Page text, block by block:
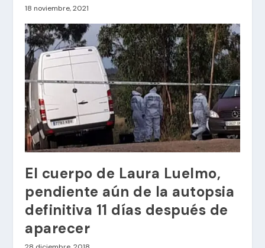
18 noviembre, 2021
El cuerpo de Laura Luelmo,
pendiente aún de la autopsia
definitiva 11 días después de
aparecer